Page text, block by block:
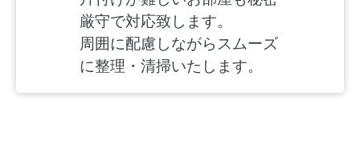
厳守で対応致します。
周囲に配慮しながらスムーズ
に整理・清掃いたします。